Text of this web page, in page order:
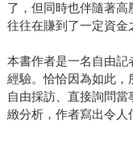
了，但同時也伴隨著高
往往在賺到了一定資金
本書作者是一名自由記
經驗。恰恰因為如此
自由採訪、直接詢問
緻分析，作者寫出令人